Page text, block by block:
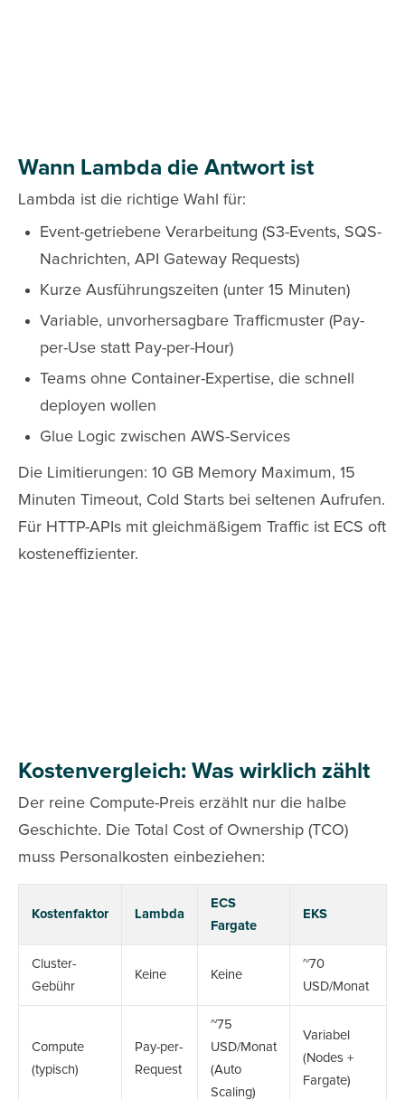
Wann Lambda die Antwort ist
Lambda ist die richtige Wahl für:
Event-getriebene Verarbeitung (S3-Events, SQS-
Nachrichten, API Gateway Requests)
Kurze Ausführungszeiten (unter 15 Minuten)
Variable, unvorhersagbare Trafficmuster (Pay-
per-Use statt Pay-per-Hour)
Teams ohne Container-Expertise, die schnell
deployen wollen
Glue Logic zwischen AWS-Services
Die Limitierungen: 10 GB Memory Maximum, 15
Minuten Timeout, Cold Starts bei seltenen Aufrufen.
Für HTTP-APIs mit gleichmäßigem Traffic ist ECS oft
kosteneffizienter.
Kostenvergleich: Was wirklich zählt
Der reine Compute-Preis erzählt nur die halbe
Geschichte. Die Total Cost of Ownership (TCO)
muss Personalkosten einbeziehen:
Kostenfaktor Lambda
ECS
Fargate
EKS
Cluster-
Gebühr
Keine Keine
~70
USD/Monat
Compute
(typisch)
Pay-per-
Request
~75
USD/Monat
(Auto
Scaling)
Variabel
(Nodes +
Fargate)